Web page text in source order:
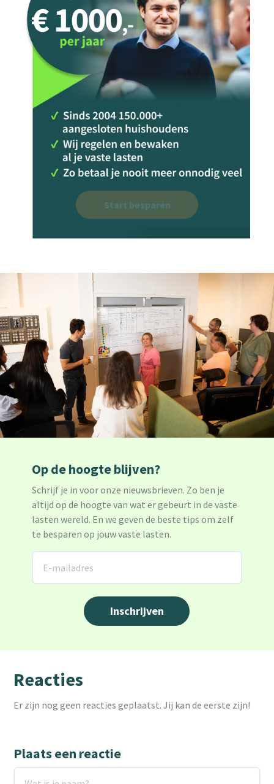
Start besparen
Op de hoogte blijven?
Schrijf je in voor onze nieuwsbrieven. Zo ben je
altijd op de hoogte van wat er gebeurt in de vaste
lasten wereld. En we geven de beste tips om zelf
te besparen op jouw vaste lasten.
Reacties
Er zijn nog geen reacties geplaatst. Jij kan de eerste zijn!
Plaats een reactie